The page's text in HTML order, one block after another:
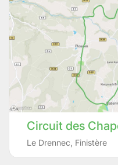
Circuit des
Le Drennec Finistère